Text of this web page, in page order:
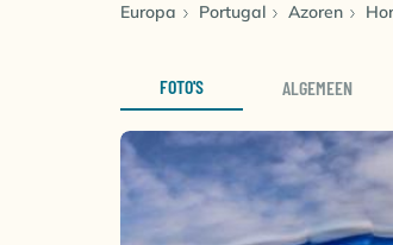
Europa Portugal Azoren
FOTO'S ALGEMEEN